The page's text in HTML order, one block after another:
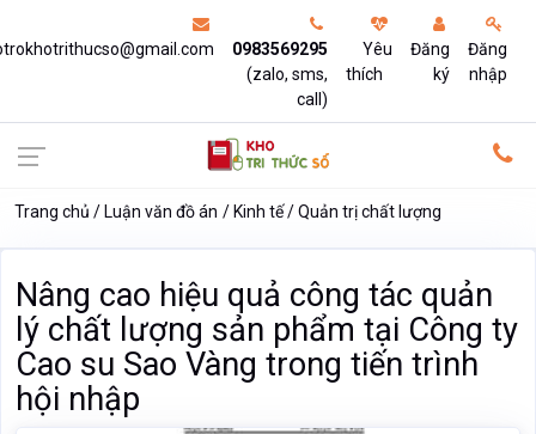
0983569295
(zalo, sms,
call)
Yêu
thích
Đăng
ký
Đăng
nhập
Trang chủ Luận văn đồ án Kinh tế Quản trị chất lượng
Nâng cao hiệu quả công tác quản
lý chất lượng sản phẩm tại Công ty
Cao su Sao Vàng trong tiến trình
hội nhập